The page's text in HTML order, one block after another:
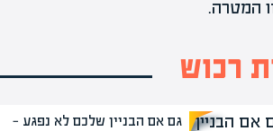
המטרה.
רכוש
גם אם הבניין שלכם לא נפגע —